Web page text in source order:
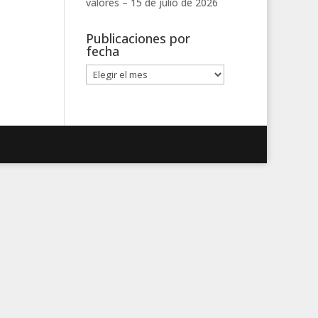
Publicaciones por
fecha
Publicaciones
por